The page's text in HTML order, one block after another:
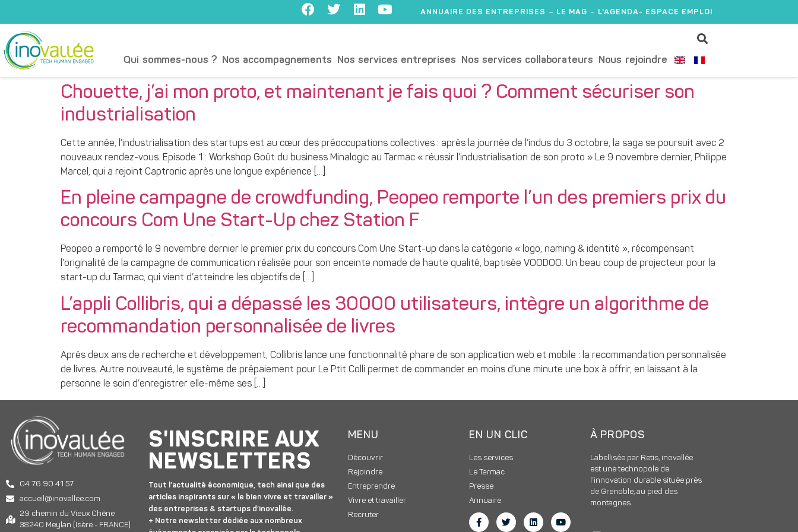
ANNUAIRE DES ENTREPRISES LE MAG L'AGENDA- ESPACE EMPLOI
Qui sommes-nous ? Nos accompagnements Nos services entreprises Nos services collaborateurs Nous rejoindre
Chouette, j’ai mon proto, et maintenant je fais quoi ? Comment sécuriser son
industrialisation
Cette année, l’industrialisation des startups est au cœur des préoccupations collectives : après la journée de l’indus du 3 octobre, la saga se poursuit avec 2
nouveaux rendez-vous. Episode 1 : Workshop Goût du business Minalogic au Tarmac « réussir l’industrialisation de son proto » Le 9 novembre dernier, Philippe
Marcel, qui a rejoint Captronic après une longue expérience […]
En pleine campagne de crowdfunding, Peopeo remporte l’un des premiers prix du
concours Com Une Start-Up chez Station F
Peopeo a remporté le 9 novembre dernier le premier prix du concours Com Une Start-up dans la catégorie « logo, naming & identité », récompensant
l’originalité de la campagne de communication réalisée pour son enceinte nomade de haute qualité, baptisée VOODOO. Un beau coup de projecteur pour la
start-up du Tarmac, qui vient d’atteindre les objectifs de […]
L’appli Collibris, qui a dépassé les 30000 utilisateurs, intègre un algorithme de
recommandation personnalisée de livres
Après deux ans de recherche et développement, Collibris lance une fonctionnalité phare de son application web et mobile : la recommandation personnalisée
de livres. Autre nouveauté, le système de prépaiement pour Le Ptit Colli permet de commander en moins d’une minute une box à offrir, en laissant à la
personne le soin d’enregistrer elle-même ses […]
04 76 90 41 57
accueil@inovallee.com
29 chemin du Vieux Chêne
38240 Meylan (Isère - FRANCE)
S'INSCRIRE AUX
NEWSLETTERS
Tout l’actualité économique, tech ainsi que des
articles inspirants sur « le bien vivre et travailler »
des entreprises & startups d’inovallée.
+ Notre newsletter dédiée aux nombreux
MENU
Découvrir
Rejoindre
Entreprendre
Vivre et travailler
Recruter
EN UN CLIC
Les services
Le Tarmac
Presse
Annuaire
À PROPOS
Labellisée par Retis, inovallée
est une technopole de
l’innovation durable située près
de Grenoble, au pied des
montagnes.